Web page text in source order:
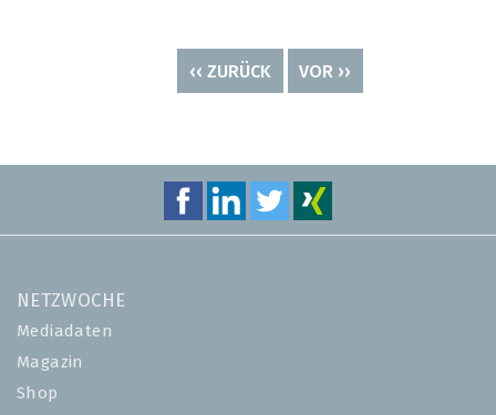
VORHERIGE
‹‹ ZURÜCK
NÄCHSTE
VOR ››
NETZWOCHE
Mediadaten
Magazin
Shop